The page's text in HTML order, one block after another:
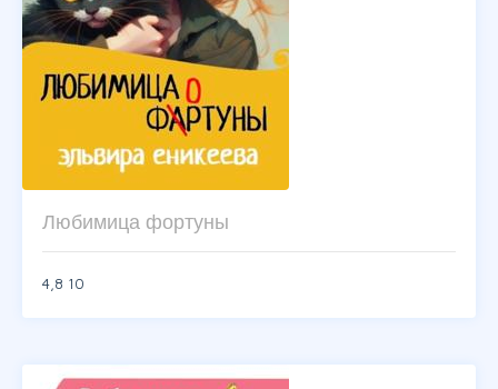
Любимица фортуны
4,8 10